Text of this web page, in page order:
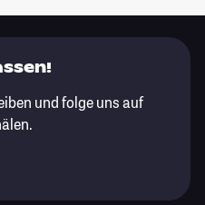
und folge uns auf